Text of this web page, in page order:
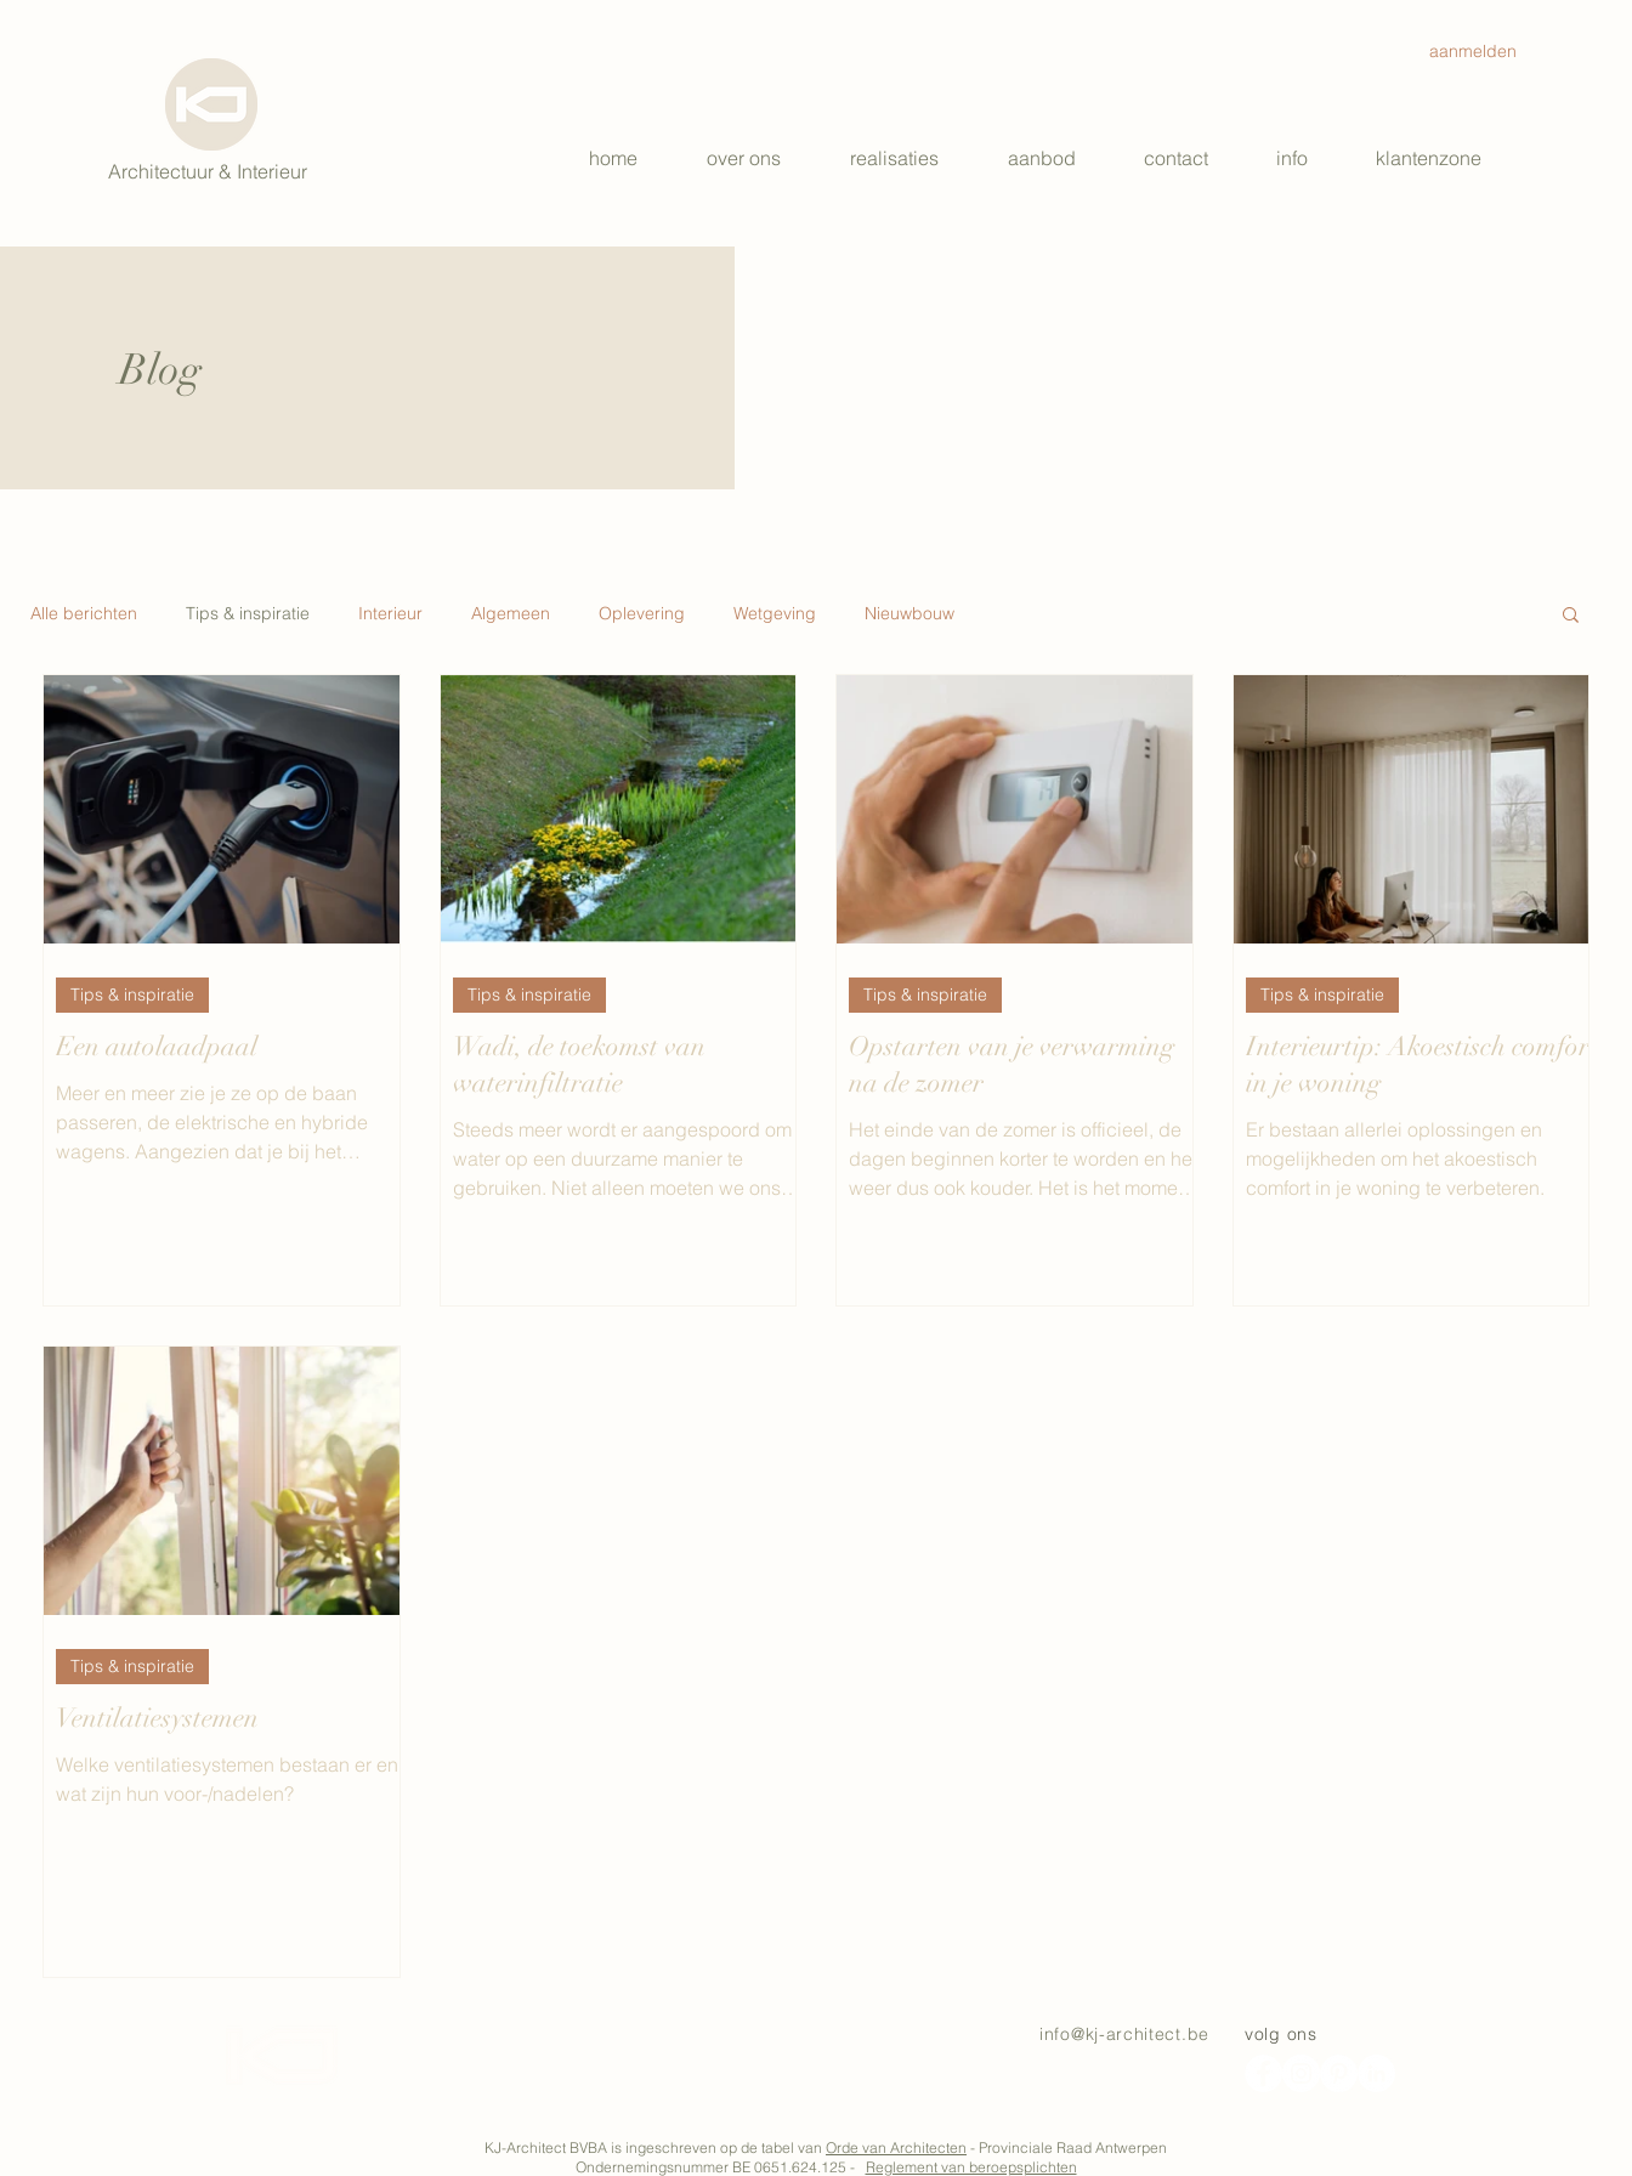
Architectuur & Interieur
aanmelden
home over ons realisaties aanbod contact info klantenzone
Blog
Alle berichten Tips & inspiratie Interieur Algemeen Oplevering Wetgeving Nieuwbouw
Een autolaadpaal
Meer en meer zie je ze op de baan
passeren, de elektrische en hybride
wagens. Aangezien dat je bij het
Tips & inspiratie
Wadi, de toekomst van
waterinfiltratie
Steeds meer wordt er aangespoord om
water op een duurzame manier te
gebruiken. Niet alleen moeten we ons
Tips & inspiratie
Opstarten van je verwarming
na de zomer
Het einde van de zomer is officieel, de
dagen beginnen korter te worden en het
weer dus ook kouder. Het is het moment
Tips & inspiratie
Interieurtip: Akoestisch comfort
in je woning
Er bestaan allerlei oplossingen en
mogelijkheden om het akoestisch
comfort in je woning te verbeteren.
Tips & inspiratie
Ventilatiesystemen
Welke ventilatiesystemen bestaan er en
wat zijn hun voor-/nadelen?
Tips & inspiratie
info@kj-architect.be volg ons
KJ-Architect BVBA is ingeschreven op de tabel van Orde van Architecten - Provinciale Raad Antwerpen
Ondernemingsnummer BE 0651.624.125 - Reglement van beroepsplichten